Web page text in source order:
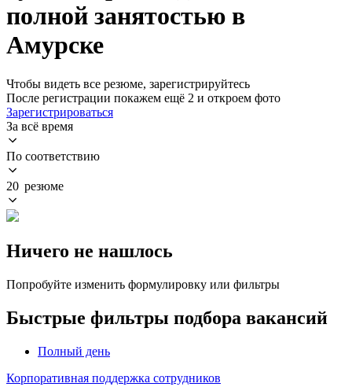
полной занятостью в
Амурске
Чтобы видеть все резюме, зарегистрируйтесь
После регистрации покажем ещё 2 и откроем фото
Зарегистрироваться
За всё время
По соответствию
20 резюме
Ничего не нашлось
Попробуйте изменить формулировку или фильтры
Быстрые фильтры подбора вакансий
Полный день
Корпоративная поддержка сотрудников